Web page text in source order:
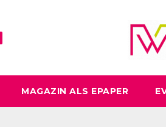
MAGAZIN ALS EPAPER